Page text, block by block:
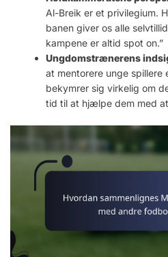
Al-Breik er et privilegium.
banen giver os alle
kampene er altid spot on.”
Ungdomstrænerens
at mentorere unge spillere
bekymrer sig virkelig om
tid til at hjælpe dem med